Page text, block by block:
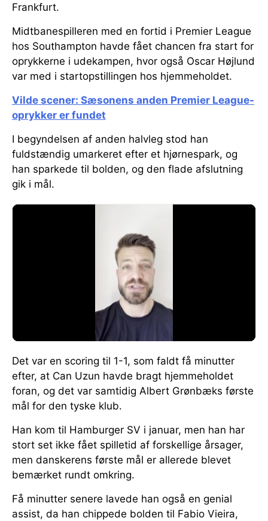
Frankfurt.
Midtbanespilleren med en fortid i Premier League
hos Southampton havde fået chancen fra start for
oprykkerne i udekampen, hvor også Oscar Højlund
var med i startopstillingen hos hjemmeholdet.
Vilde scener: Sæsonens anden Premier League-
oprykker er fundet
I begyndelsen af anden halvleg stod han
fuldstændig umarkeret efter et hjørnespark, og
han sparkede til bolden, og den flade afslutning
gik i mål.
Det var en scoring til 1-1, som faldt få minutter
efter, at Can Uzun havde bragt hjemmeholdet
foran, og det var samtidig Albert Grønbæks første
mål for den tyske klub.
Han kom til Hamburger SV i januar, men han har
stort set ikke fået spilletid af forskellige årsager,
men danskerens første mål er allerede blevet
bemærket rundt omkring.
Få minutter senere lavede han også en genial
assist, da han chippede bolden til Fabio Vieira,